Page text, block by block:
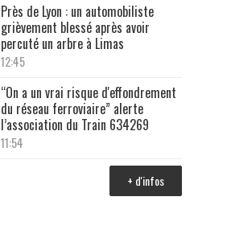
Près de Lyon : un automobiliste
grièvement blessé après avoir
percuté un arbre à Limas
12:45
“On a un vrai risque d'effondrement
du réseau ferroviaire” alerte
l’association du Train 634269
11:54
+ d'infos